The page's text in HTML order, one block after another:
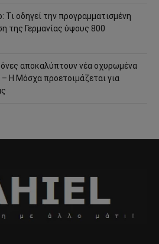
οδηγεί την προγραμματισμένη
της Γερμανίας ύψους 800
αποκαλύπτουν νέα οχυρωμένα
Η Μόσχα προετοιμάζεται για